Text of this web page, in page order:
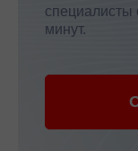
специалисты
минут.